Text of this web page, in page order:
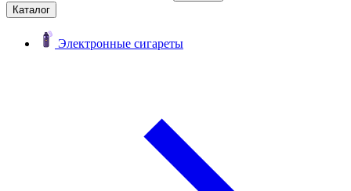
Каталог
Электронные сигареты